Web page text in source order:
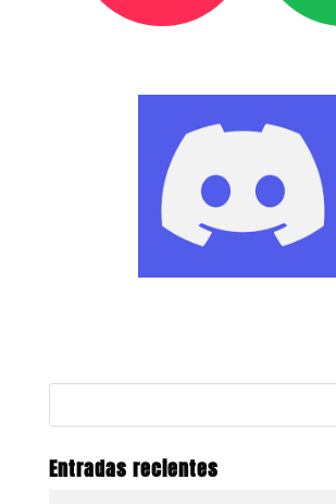
Entradas recientes